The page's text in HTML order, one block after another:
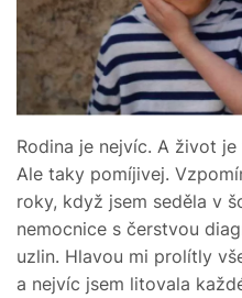
Rodina je nejvíc. A život
Ale taky pomíjivej.
roky, když jsem seděla v
nemocnice s čerstvou
uzlin. Hlavou mi prolítly
a nejvíc jsem litovala